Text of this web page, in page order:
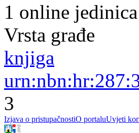
1 online
Vrsta građe
knjiga
3
Izjava o pristupačnostiO portaluUvjeti